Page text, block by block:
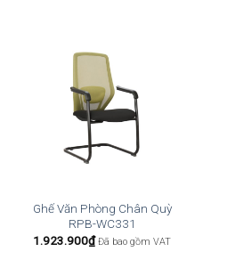
Ghế Văn Phòng Chân Quỳ
RPB-WC331
1.923.900₫ Đã bao gồm VAT